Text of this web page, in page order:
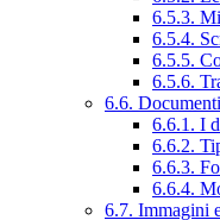
6.5.3.
6.5.4.
6.5.5.
6.5.6.
6.6. Documenti
6.6.1. I
6.6.2.
6.6.3.
6.6.4.
6.7. Immagini